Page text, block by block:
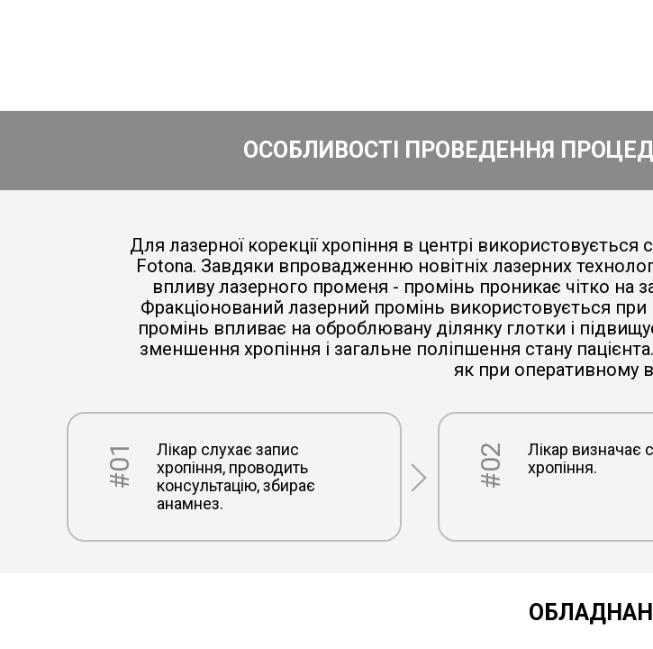
ОСОБЛИВОСТІ ПРОВЕДЕННЯ
Для лазерної корекції хропіння в центрі
Fotona. Завдяки впровадженню новітніх лазерних
впливу лазерного променя - промінь проникає чітко на
Фракціонований лазерний промінь використовується
промінь впливає на оброблювану ділянку глотки і
зменшення хропіння і загальне поліпшення стану
як при оперативному
#01
Лікар слухає запис
хропіння, проводить
консультацію, збирає
анамнез.
#02
Лікар визначає
хропіння.